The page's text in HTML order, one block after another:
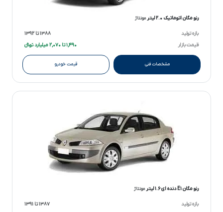
رنو مگان اتوماتیک ۲.۰ لیتر مونتاژ
بازه تولید
۱۳۸۸ تا ۱۳۹۲
قیمت بازار
۱,۴۹۰ تا ۲,۰۷۰ میلیارد تومانءءء
مشخصات فنی قیمت خودرو
رنو مگان E۱ دنده ای ۱.۶ لیتر مونتاژ
بازه تولید
۱۳۸۷ تا ۱۳۹۱